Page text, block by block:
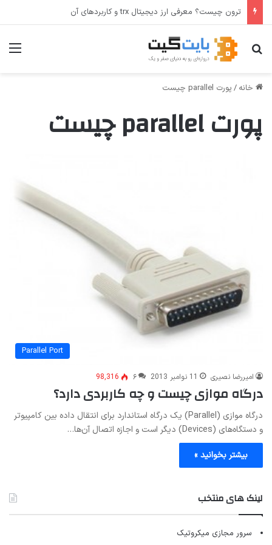
ترون چیست؟ معرفی ارز دیجیتال trx و کاربردهای آن
جستجو برای
خانه / پورت parallel چیست
پورت parallel چیست
Parallel Port
امیررضا نصیری 11 نوامبر 2013 ۶ 98,316
درگاه موازی چیست و چه کاربردی دارد؟
درگاه موازی (Parallel) یک درگاه استاندارد برای انتقال داده بین کامپیوتر
و دستگاه‌های (Devices) دیگر است و اجازه اتصال آن‌ها…
بیشتر بخوانید »
لینک های منتخب
سرور مجازی میکروتیک